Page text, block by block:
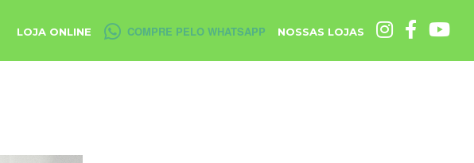
LOJA ONLINE COMPRE PELO WHATSAPP NOSSAS LOJAS